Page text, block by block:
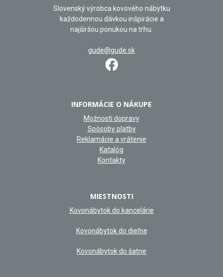
Slovenský výrobca kovového nábytku
každodennou dávkou inšpirácie a
najširšou ponukou na trhu.
gude@gude.sk
INFORMÁCIE O NÁKUPE
Možnosti dopravy
Spôsoby platby
Reklamácie a vrátenie
Katalóg
Kontakty
MIESTNOSTI
Kovonábytok do kancelárie
Kovonábytok do dieľne
Kovonábytok do šatne